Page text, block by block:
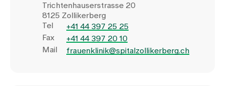
Trichtenhauserstrasse 20
8125 Zollikerberg
Tel
+41 44 397 25 25
Fax
+41 44 397 20 10
Mail
frauenklinik@spitalzollikerberg.ch